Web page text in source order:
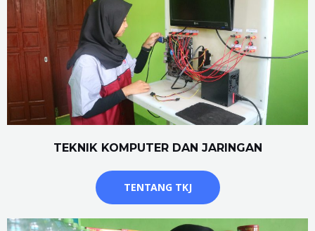
TEKNIK KOMPUTER DAN JARINGAN
TENTANG TKJ